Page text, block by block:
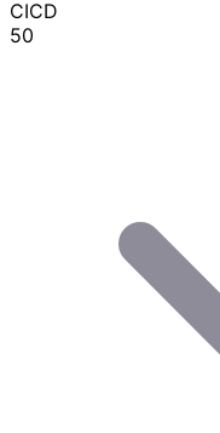
CICD
50